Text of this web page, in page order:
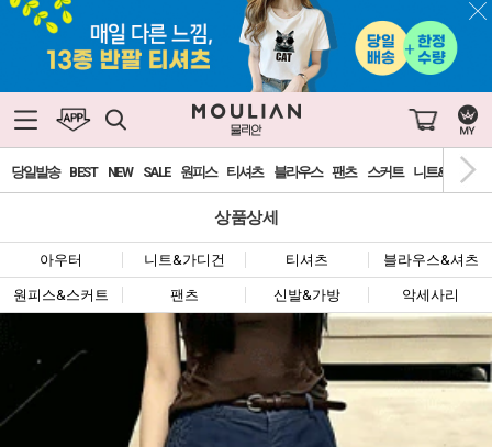
당일발송 BEST NEW SALE 원피스 티셔츠 블라우스 팬츠 스커트 니트&가디건
상품상세
아우터 니트&가디건 티셔츠 블라우스&셔츠
원피스&스커트 팬츠 신발&가방 악세사리